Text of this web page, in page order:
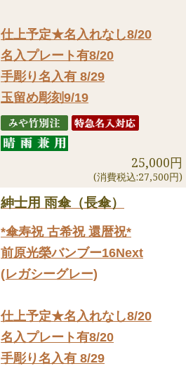
仕上予定★名入れなし8/20
名入プレート有8/20
手彫り名入有 8/29
玉留め彫刻9/19
25,000円
(消費税込:27,500円)
紳士用 雨傘（長傘）
*傘寿祝 古希祝 還暦祝*
前原光榮バンブー16Next
(レガシーグレー)
仕上予定★名入れなし8/20
名入プレート有8/20
手彫り名入有 8/29